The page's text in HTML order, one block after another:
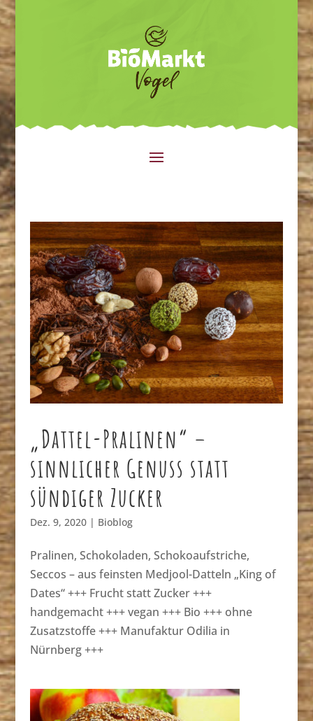
„Dattel-Pralinen“ –
sinnlicher Genuss statt
sündiger Zucker
Dez. 9, 2020| Bioblog
Pralinen, Schokoladen, Schokoaufstriche,
Seccos – aus feinsten Medjool-Datteln „King of
Dates“ +++ Frucht statt Zucker +++
handgemacht +++ vegan +++ Bio +++ ohne
Zusatzstoffe +++ Manufaktur Odilia in
Nürnberg +++